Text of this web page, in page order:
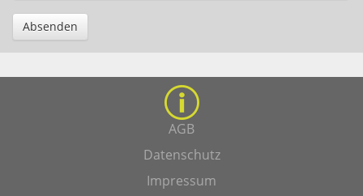
Absenden
AGB
Datenschutz
Impressum